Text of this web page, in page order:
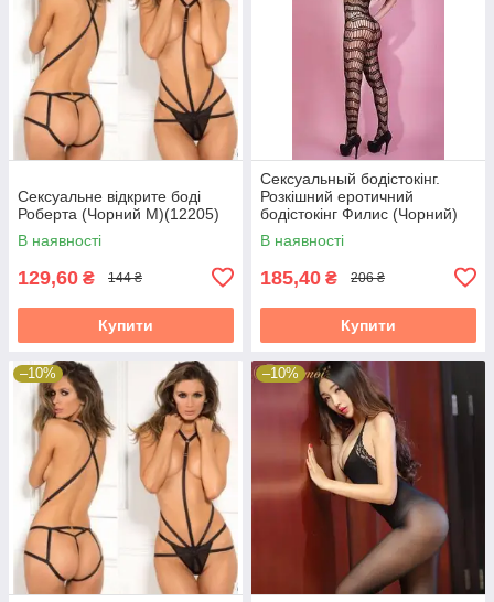
Сексуальне відкрите боді
Роберта (Чорний М)(12205)
В наявності
129,60 ₴ 144 ₴
Купити
Сексуальный бодістокінг.
Розкішний еротичний
бодістокінг Филис (Чорний)
Розмір: універсал. (XS-XL)
В наявності
185,40 ₴ 206 ₴
Купити
–10% –10%